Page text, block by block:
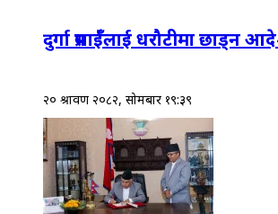
दुर्गा प्रसाईँलाई धरौटीमा छाड्न
२० श्रावण २०८२, सोमबार १९:३९